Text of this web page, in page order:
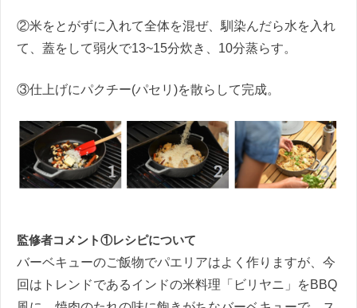
②米をとがずに入れて全体を混ぜ、馴染んだら水を入れ
て、蓋をして弱火で13~15分炊き、10分蒸らす。
③仕上げにパクチー(パセリ)を散らして完成。
監修者コメント①レシピについて
バーベキューのご飯物でパエリアはよく作りますが、今
回はトレンドであるインドの米料理「ビリヤニ」をBBQ